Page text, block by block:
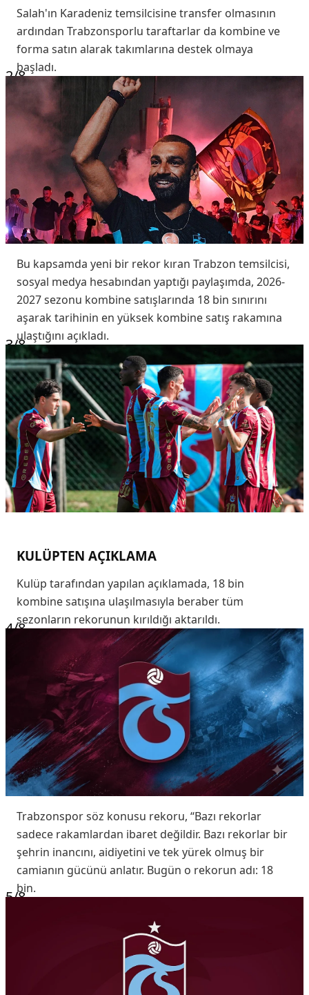
Salah'ın Karadeniz temsilcisine transfer olmasının
ardından Trabzonsporlu taraftarlar da kombine ve
forma satın alarak takımlarına destek olmaya
başladı.
2/8
Bu kapsamda yeni bir rekor kıran Trabzon temsilcisi,
sosyal medya hesabından yaptığı paylaşımda, 2026-
2027 sezonu kombine satışlarında 18 bin sınırını
aşarak tarihinin en yüksek kombine satış rakamına
ulaştığını açıkladı.
3/8
KULÜPTEN AÇIKLAMA
Kulüp tarafından yapılan açıklamada, 18 bin
kombine satışına ulaşılmasıyla beraber tüm
sezonların rekorunun kırıldığı aktarıldı.
4/8
Trabzonspor söz konusu rekoru, “Bazı rekorlar
sadece rakamlardan ibaret değildir. Bazı rekorlar bir
şehrin inancını, aidiyetini ve tek yürek olmuş bir
camianın gücünü anlatır. Bugün o rekorun adı: 18
bin.
5/8